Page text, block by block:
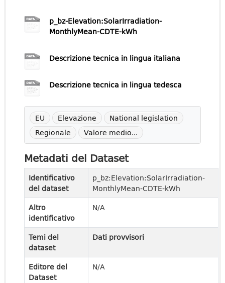
p_bz-Elevation:SolarIrradiation-
MonthlyMean-CDTE-kWh
Descrizione tecnica in lingua italiana
Descrizione tecnica in lingua tedesca
EU Elevazione
National legislation
Regionale
Valore medio...
Metadati del Dataset
Identificativo
del dataset
p_bz:Elevation:SolarIrradiation-
MonthlyMean-CDTE-kWh
Altro
identificativo
N/A
Temi del
dataset
Dati provvisori
Editore del
Dataset
N/A